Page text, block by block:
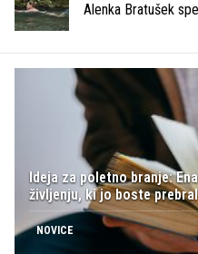
Alenka Bratušek
Ideja za poletno branje:
življenju, ki jo boste
NOVICE